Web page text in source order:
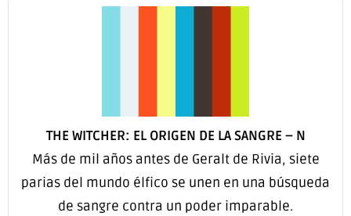
THE WITCHER: EL ORIGEN DE LA SANGRE –N
Más de mil años antes de Geralt de Rivia, siete
parias del mundo élfico se unen en una búsqueda
de sangre contra un poder imparable.